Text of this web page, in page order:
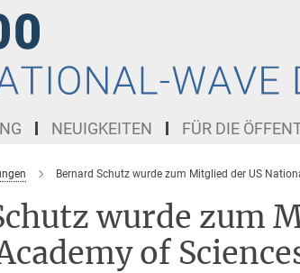
NEUIGKEITEN FÜR DIE
Bernard Schutz wurde zum Mitglied der US
wurde zum
of